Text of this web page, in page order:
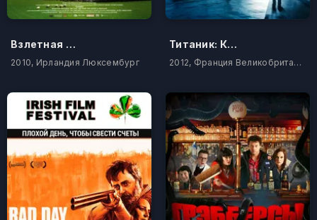
Взлетная полоса
2010, Ирландия Люксембург
Титаник: Кровь и сталь
2012, Франция Великобритания Испания Германия Италия Канада Ирландия